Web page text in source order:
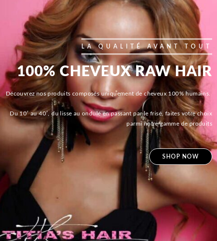
LA QUALITÉ AVANT TOUT
100% CHEVEUX RAW HAIR
Découvrez nos produits composés uniquement de cheveux 100% humains.
Du 10′ au 40′, du lisse au ondulé en passant par le frisé, faites votre choix
parmi notre gamme de produits
SHOP NOW